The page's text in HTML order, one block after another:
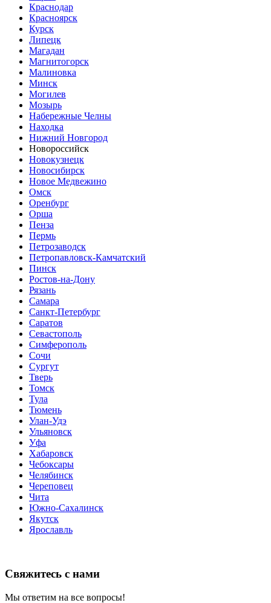
Краснодар
Красноярск
Курск
Липецк
Магадан
Магнитогорск
Малиновка
Минск
Могилев
Мозырь
Набережные Челны
Находка
Нижний Новгород
Новороссийск
Новокузнецк
Новосибирск
Новое Медвежино
Омск
Оренбург
Орша
Пенза
Пермь
Петрозаводск
Петропавловск-Камчатский
Пинск
Ростов-на-Дону
Рязань
Самара
Санкт-Петербург
Саратов
Севастополь
Симферополь
Сочи
Сургут
Тверь
Томск
Тула
Тюмень
Улан-Удэ
Ульяновск
Уфа
Хабаровск
Чебоксары
Челябинск
Череповец
Чита
Южно-Сахалинск
Якутск
Ярославль
Свяжитесь с нами
Мы ответим на все вопросы!